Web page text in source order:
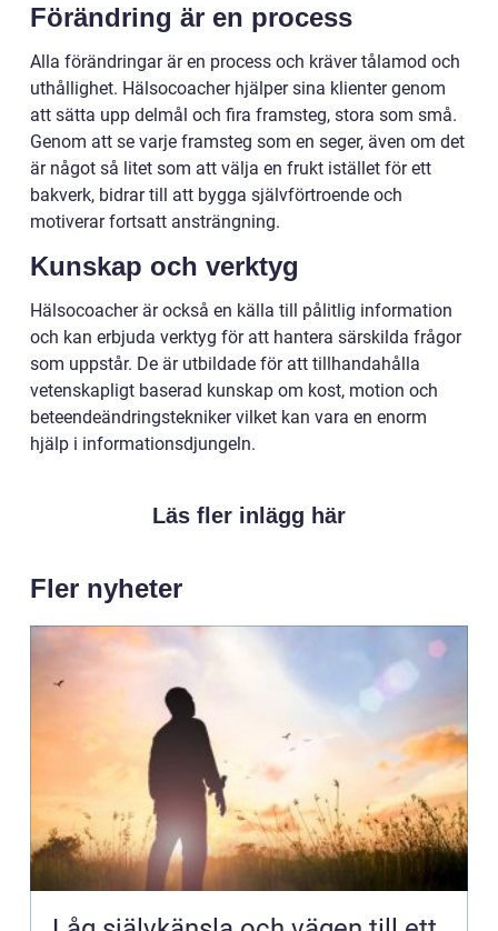
Förändring är en process
Alla förändringar är en process och kräver tålamod och
uthållighet. Hälsocoacher hjälper sina klienter genom
att sätta upp delmål och fira framsteg, stora som små.
Genom att se varje framsteg som en seger, även om det
är något så litet som att välja en frukt istället för ett
bakverk, bidrar till att bygga självförtroende och
motiverar fortsatt ansträngning.
Kunskap och verktyg
Hälsocoacher är också en källa till pålitlig information
och kan erbjuda verktyg för att hantera särskilda frågor
som uppstår. De är utbildade för att tillhandahålla
vetenskapligt baserad kunskap om kost, motion och
beteendeändringstekniker vilket kan vara en enorm
hjälp i informationsdjungeln.
Läs fler inlägg här
Fler nyheter